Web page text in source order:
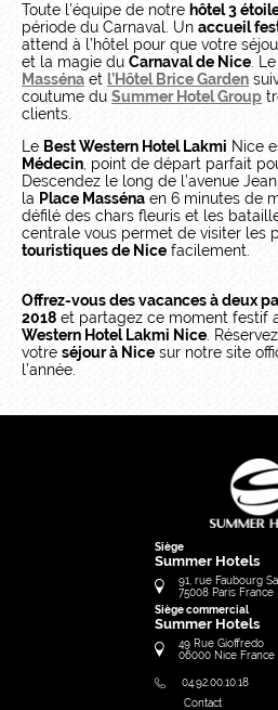
Toute l’équipe de notre hôtel 3
période du Carnaval. Un accueil
attend à l’hôtel pour que votre
et la magie du Carnaval de Nice . Le
Masséna et l’Hôtel Brice Garden
coutume du Summer Hotel Group
clients.
Le Best Western Hotel Lakmi Nice
Médecin , point de départ parfait
Descendez le long de l’avenue
la Place Masséna en 6 minutes de
défilé des chars fleuris et les
centrale vous permet de visiter les
touristiques de Nice facilement.
Offrez-vous des vacances à deux
2018 et partagez ce moment festif
Western Hotel Lakmi Nice .
votre séjour à Nice sur notre site
l’année.
Siège
Summer Hotels
91, rue Faubourg
75008 Paris France
Siège commercial
Summer Hotels
49 Rue Gioffredo
06000 Nice France
04.92.00.10.18
Contact